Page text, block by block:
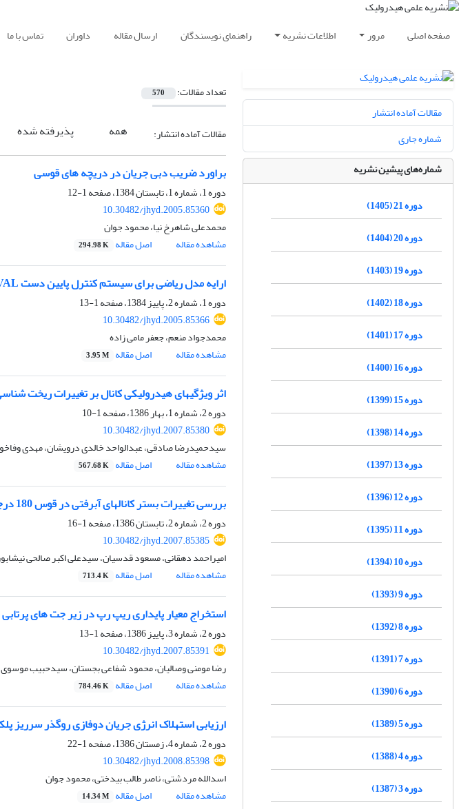
صفحه اصلی مرور اطلاعات نشریه راهنمای نویسندگان ارسال مقاله داوران تماس با ما
تعداد مقالات: 570
مقالات آماده انتشار: همه پذیرفته شده
براورد ضریب دبی جریان در دریچه های قوسی
دوره 1، شماره 1، تابستان 1384، صفحه
1-12
10.30482/jhyd.2005.85360
محمدعلی شاهرخ نیا، محمود جوان
مشاهده مقاله
اصل مقاله 294.98 K
ارایه مدل ریاضی برای سیستم کنترل پایین دست BIVAL در کانالهای آبیاری
دوره 1، شماره 2، پاییز 1384، صفحه
1-13
10.30482/jhyd.2005.85366
محمدجواد منعم، جعفر مامی زاده
مشاهده مقاله
اصل مقاله 3.95 M
اثر ویژگیهای هیدرولیکی کانال بر تغییرات ریخت
دوره 2، شماره 1، بهار 1386، صفحه
1-10
10.30482/jhyd.2007.85380
سیدحمیدرضا صادقی، عبدالواحد خالدی درویشان، مهدی
مشاهده مقاله
اصل مقاله 567.68 K
بررسی تغییرات بستر کانالهای آبرفتی در قوس 180 درجه
دوره 2، شماره 2، تابستان 1386، صفحه
1-16
10.30482/jhyd.2007.85385
امیراحمد دهقانی، مسعود قدسیان، سیدعلی اکبر صالحی
مشاهده مقاله
اصل مقاله 713.4 K
استخراج معیار پایداری ریپ رپ در زیر جت های
دوره 2، شماره 3، پاییز 1386، صفحه
1-13
10.30482/jhyd.2007.85391
رضا مومنی وصالیان، محمود شفاعی بجستان، سیدحبیب
مشاهده مقاله
اصل مقاله 784.46 K
ارزیابی استهلاک انرژی جریان دوفازی روگذر
دوره 2، شماره 4، زمستان 1386، صفحه
1-22
10.30482/jhyd.2008.85398
اسدالله مردشتی، ناصر طالب بیدختی، محمود جوان
مشاهده مقاله
اصل مقاله 14.34 M
مقالات آماده انتشار
شماره جاری
شماره‌های پیشین نشریه
دوره 21 (1405)
دوره 20 (1404)
دوره 19 (1403)
دوره 18 (1402)
دوره 17 (1401)
دوره 16 (1400)
دوره 15 (1399)
دوره 14 (1398)
دوره 13 (1397)
دوره 12 (1396)
دوره 11 (1395)
دوره 10 (1394)
دوره 9 (1393)
دوره 8 (1392)
دوره 7 (1391)
دوره 6 (1390)
دوره 5 (1389)
دوره 4 (1388)
دوره 3 (1387)